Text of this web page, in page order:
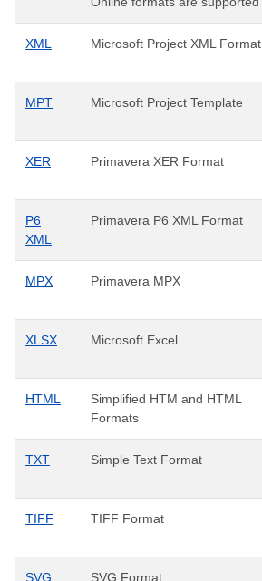
XML Microsoft Project XML Format
MPT Microsoft Project Template
XER Primavera XER Format
P6
XML
Primavera P6 XML Format
MPX Primavera MPX
XLSX Microsoft Excel
HTML
Simplified HTM and HTML
Formats
TXT Simple Text Format
TIFF TIFF Format
SVG SVG Format